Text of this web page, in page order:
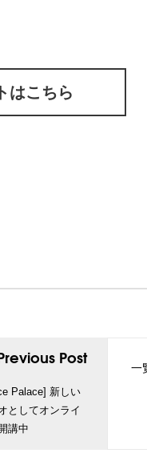
はこちら
Post
Palace] 新しい
としてオンライ
講中
一